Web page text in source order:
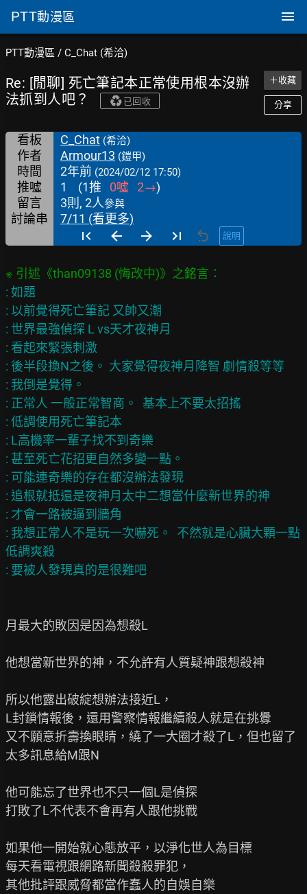
PTT動漫區
PTT動漫區 / C_Chat (希洽)
Re: [閒聊] 死亡筆記本正常使用根本沒辦
法抓到人吧？
已回收
＋收藏
分享
看板 C_Chat (希洽)
作者 Armour13 (鎧甲)
時間 2年前 (2024/02/12 17:50)
推噓 1 (1推 0噓 2→)
留言
3則, 2人參與
討論串 7/11 (看更多)
說明
: 如題
: 以前覺得死亡筆記 又帥又潮
: 世界最強偵探 L vs天才夜神月
: 看起來緊張刺激
: 後半段換N之後。 大家覺得夜神月降智 劇情殺等等
: 我倒是覺得。
: 正常人 一般正常智商。  基本上不要太招搖
: 低調使用死亡筆記本
: L高機率一輩子找不到奇樂
: 甚至死亡花招更自然多變一點。
: 可能連奇樂的存在都沒辦法發現
: 追根就抵還是夜神月太中二想當什麼新世界的神
: 才會一路被逼到牆角
: 我想正常人不是玩一次嚇死。  不然就是心臟大顆一點
低調爽殺
月最大的敗因是因為想殺L
他想當新世界的神，不允許有人質疑神跟想殺神
所以他露出破綻想辦法接近L，
L封鎖情報後，還用警察情報繼續殺人就是在挑釁
又不願意折壽換眼睛，繞了一大圈才殺了L，但也留了
太多訊息給M跟N
他可能忘了世界也不只一個L是偵探
打敗了L不代表不會再有人跟他挑戰
如果他一開始就心態放平，以淨化世人為目標
每天看電視跟網路新聞殺殺罪犯，
其他批評跟威脅都當作蠢人的自娛自樂